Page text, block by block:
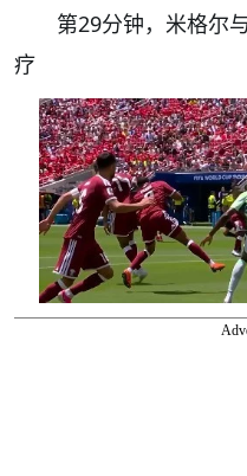
第29分钟，米格尔
疗